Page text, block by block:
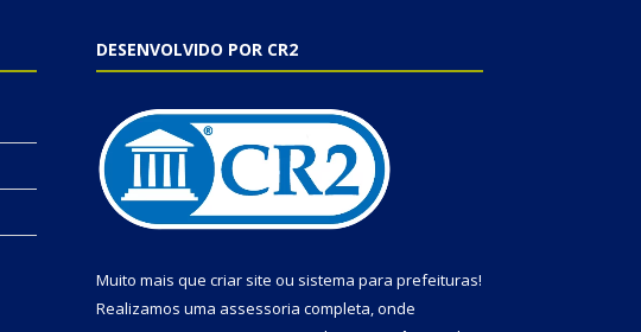
DESENVOLVIDO POR CR2
Muito mais que criar site ou sistema para prefeituras!
Realizamos uma assessoria completa, onde